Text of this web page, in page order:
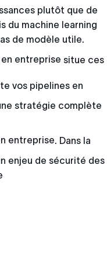
plutôt que de
du machine learning
de modèle utile.
entreprise situe ces
vos pipelines en
stratégie complète
entreprise. Dans la
enjeu de sécurité des